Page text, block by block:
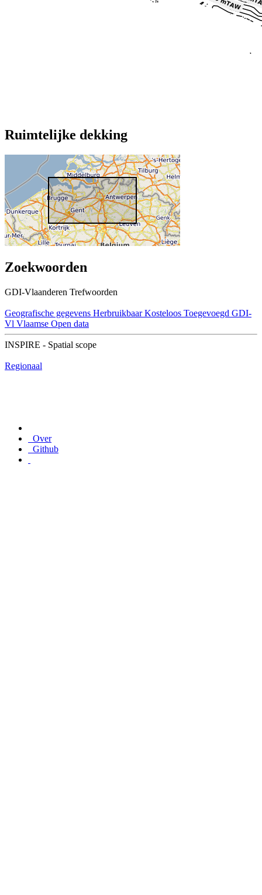
Ruimtelijke dekking
Zoekwoorden
GDI-Vlaanderen Trefwoorden
Geografische gegevens Herbruikbaar Kosteloos Toegevoegd GDI-
Vl Vlaamse Open data
INSPIRE - Spatial scope
Regionaal
Over
Github